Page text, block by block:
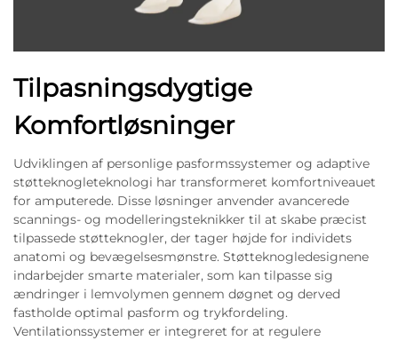
Tilpasningsdygtige
Komfortløsninger
Udviklingen af personlige pasformssystemer og adaptive
støtteknogleteknologi har transformeret komfortniveauet
for amputerede. Disse løsninger anvender avancerede
scannings- og modelleringsteknikker til at skabe præcist
tilpassede støtteknogler, der tager højde for individets
anatomi og bevægelsesmønstre. Støtteknogledesignene
indarbejder smarte materialer, som kan tilpasse sig
ændringer i lemvolymen gennem døgnet og derved
fastholde optimal pasform og trykfordeling.
Ventilationssystemer er integreret for at regulere